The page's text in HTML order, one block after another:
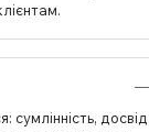
сумлінність,